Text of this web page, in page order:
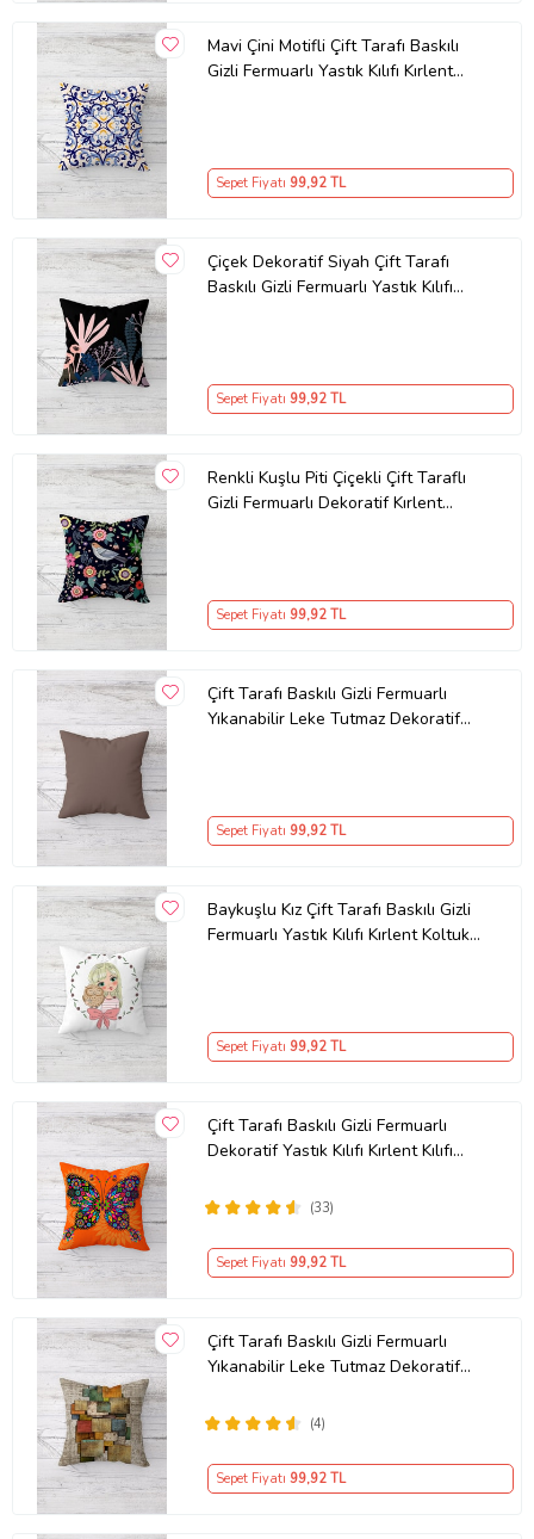
Mavi Çini Motifli Çift Tarafı Baskılı
Gizli Fermuarlı Yastık Kılıfı Kırlent
Sepet Fiyatı 99,92 TL
Çiçek Dekoratif Siyah Çift Tarafı
Baskılı Gizli Fermuarlı Yastık Kılıfı
Sepet Fiyatı 99,92 TL
Renkli Kuşlu Piti Çiçekli Çift Taraflı
Gizli Fermuarlı Dekoratif Kırlent
Sepet Fiyatı 99,92 TL
Çift Tarafı Baskılı Gizli Fermuarlı
Yıkanabilir Leke Tutmaz Dekoratif
Sepet Fiyatı 99,92 TL
Baykuşlu Kız Çift Tarafı Baskılı Gizli
Fermuarlı Yastık Kılıfı Kırlent Koltuk
Sepet Fiyatı 99,92 TL
Çift Tarafı Baskılı Gizli Fermuarlı
Dekoratif Yastık Kılıfı Kırlent Kılıfı
(33)
Sepet Fiyatı 99,92 TL
Çift Tarafı Baskılı Gizli Fermuarlı
Yıkanabilir Leke Tutmaz Dekoratif
(4)
Sepet Fiyatı 99,92 TL